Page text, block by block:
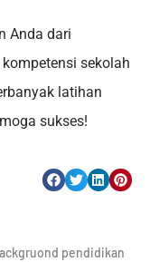
Anda dari
sekolah
latihan
sukses!
pendidikan